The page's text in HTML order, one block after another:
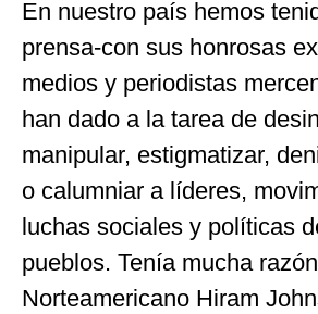
En nuestro país hemos
prensa-con sus honrosas
medios y periodistas
han dado a la tarea de
manipular, estigmatizar,
o calumniar a líderes,
luchas sociales y políticas
pueblos. Tenía mucha
Norteamericano Hiram